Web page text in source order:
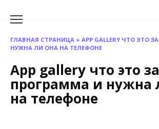
ГЛАВНАЯ СТРАНИЦА » APP GALLERY ЧТО ЭТО
НУЖНА ЛИ ОНА НА ТЕЛЕФОНЕ
App gallery что это за
программа и нужна
на телефоне